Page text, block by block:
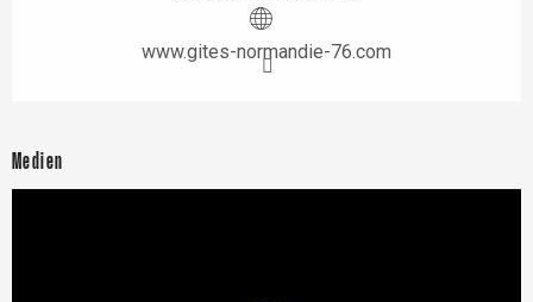
www.gites-normandie-76.com
Medien